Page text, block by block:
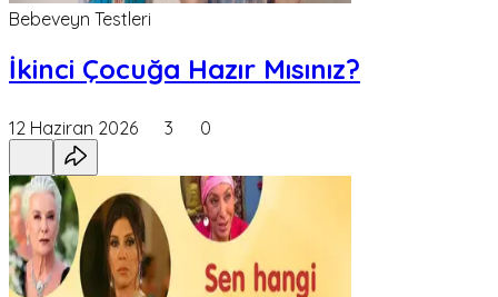
Bebeveyn Testleri
İkinci Çocuğa Hazır Mısınız?
12 Haziran 2026 3 0